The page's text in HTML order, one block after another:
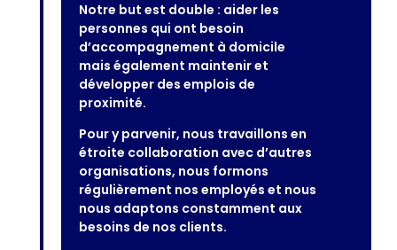
Notre but est double : aider les
personnes qui ont besoin
d’accompagnement à domicile
mais également maintenir et
développer des emplois de
proximité.
Pour y parvenir, nous travaillons en
étroite collaboration avec d’autres
organisations, nous formons
régulièrement nos employés et nous
nous adaptons constamment aux
besoins de nos clients.